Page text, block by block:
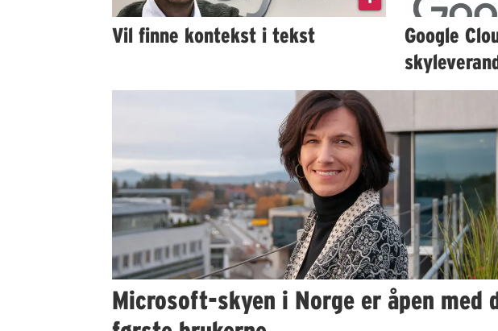
Vil finne kontekst i tekst
Google
Microsoft-skyen i Norge er åpen med